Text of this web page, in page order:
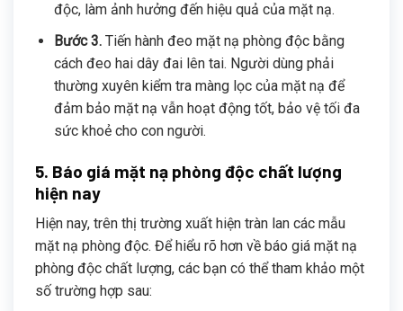
độc, làm ảnh hưởng đến hiệu quả của mặt nạ.
Bước 3.Tiến hành đeo mặt nạ phòng độc bằng
cách đeo hai dây đai lên tai. Người dùng phải
thường xuyên kiểm tra màng lọc của mặt nạ để
đảm bảo mặt nạ vẫn hoạt động tốt, bảo vệ tối đa
sức khoẻ cho con người.
5. Báo giá mặt nạ phòng độc chất lượng
hiện nay
Hiện nay, trên thị trường xuất hiện tràn lan các mẫu
mặt nạ phòng độc. Để hiểu rõ hơn về báo giá mặt nạ
phòng độc chất lượng, các bạn có thể tham khảo một
số trường hợp sau: